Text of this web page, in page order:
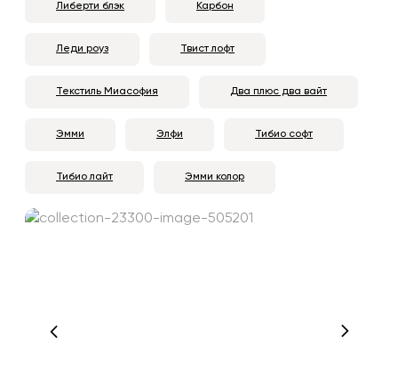
Либерти блэк Карбон
Леди роуз Твист лофт
Текстиль Миасофия Два плюс два вайт
Эмми Элфи Тибио софт
Тибио лайт Эмми колор